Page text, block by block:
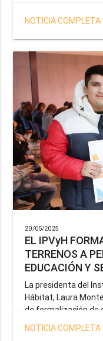
NOTICIA COMPLETA
20/05/2025
EL IPVyH
TERRENOS A
EDUCACIÓN Y
La presidenta del
Hábitat, Laura
de formalización de
correspondientes a
el Gobernador
NOTICIA COMPLETA